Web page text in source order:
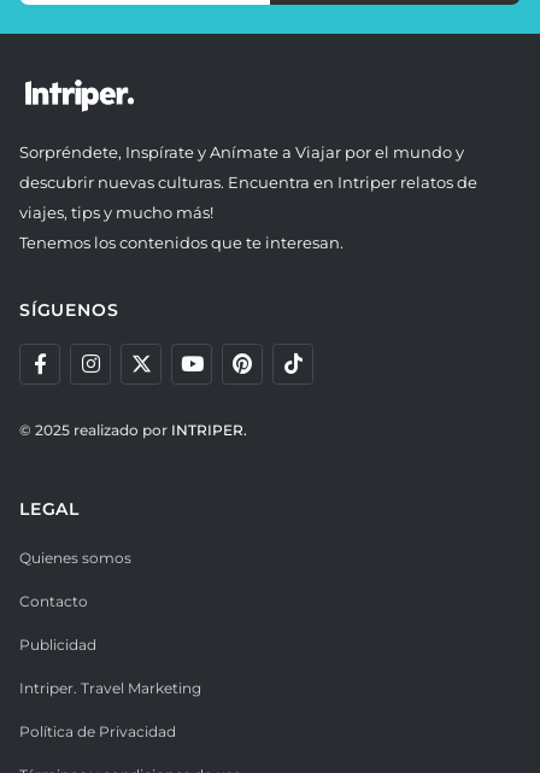
Sorpréndete, Inspírate y Anímate a Viajar por el mundo y
descubrir nuevas culturas. Encuentra en Intriper relatos de
viajes, tips y mucho más!
Tenemos los contenidos que te interesan.
SÍGUENOS
© 2025 realizado por INTRIPER.
LEGAL
Quienes somos
Contacto
Publicidad
Intriper. Travel Marketing
Política de Privacidad